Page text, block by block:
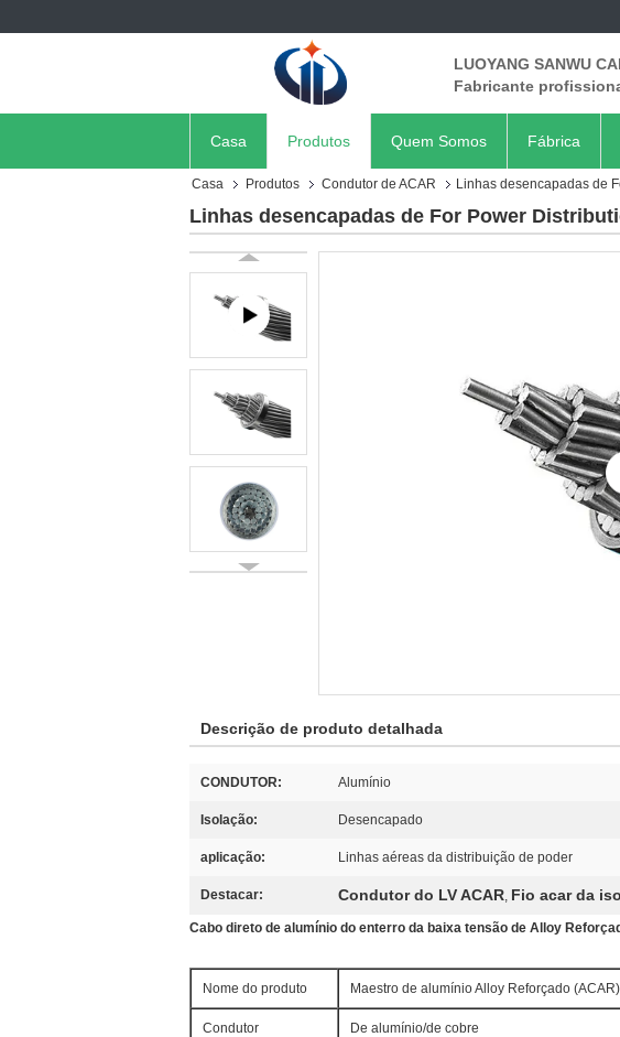
LUOYANG SANWU
Fabricante
Casa Produtos Quem Somos Fábrica
Casa Produtos Condutor de ACAR Linhas desencapadas de
Linhas desencapadas de For Power
Descrição de produto detalhada
CONDUTOR: Alumínio
Isolação: Desencapado
aplicação: Linhas aéreas da distribuição de poder
Destacar: Condutor do LV ACAR, Fio acar da
Cabo direto de alumínio do enterro da baixa tensão de Alloy
Nome do produto Maestro de alumínio Alloy Reforçado (ACAR)
Condutor De alumínio/de cobre